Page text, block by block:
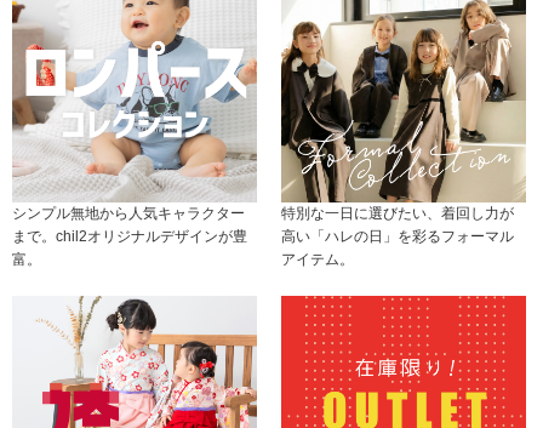
シンプル無地から人気キャラクター
まで。chil2オリジナルデザインが豊
富。
特別な一日に選びたい、着回し力が
高い「ハレの日」を彩るフォーマル
アイテム。